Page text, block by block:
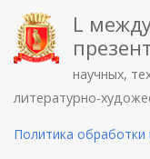
L
научных,
литературно-
Политика